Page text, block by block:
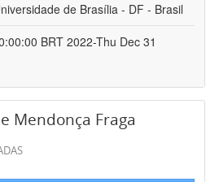
de Brasília - DF - Brasil
BRT 2022-Thu Dec 31
Mendonça Fraga